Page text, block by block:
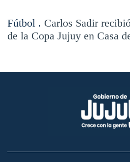
Fútbol . Carlos Sadir
de la Copa Jujuy en Casa